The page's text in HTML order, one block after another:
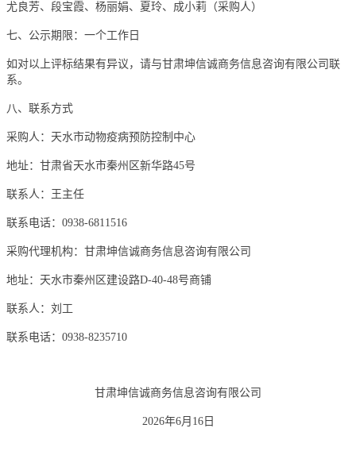
尤良芳、段宝霞、杨丽娟、夏玲、成小莉（采购人）
七、公示期限： 一个工作日
如对以上评标结果有异议，请与甘肃坤信诚商务信息咨询有限公司 联
系。
八、联系方式
采购人： 天水市动物疫病预防控制中心
地址：甘肃省天水市秦州区新华路45号
联系人：王主任
联系电话： 0938-6811516
采购代理机构： 甘肃坤信诚商务信息咨询有限公司
地址：天水市秦州区建设路D-40-48号商铺
联系人：刘工
联系电话： 0938-8235710
甘肃坤信诚商务信息咨询有限公司
2026年6月16日